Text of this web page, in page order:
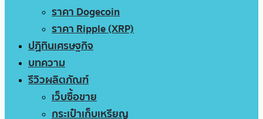
ราคา Dogecoin
ราคา Ripple (XRP)
ปฏิทินเศรษฐกิจ
บทความ
รีวิวผลิตภัณฑ์
เว็บซื้อขาย
กระเป๋าเก็บเหรียญ